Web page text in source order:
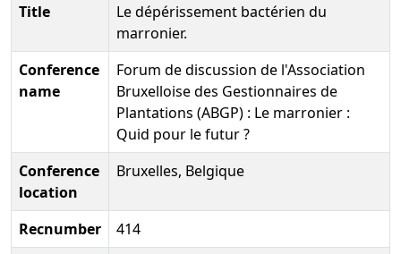
Title
Le dépérissement bactérien du
marronier.
Conference
name
Forum de discussion de l'Association
Bruxelloise des Gestionnaires de
Plantations (ABGP) : Le marronier :
Quid pour le futur ?
Conference
location
Bruxelles, Belgique
Recnumber
414